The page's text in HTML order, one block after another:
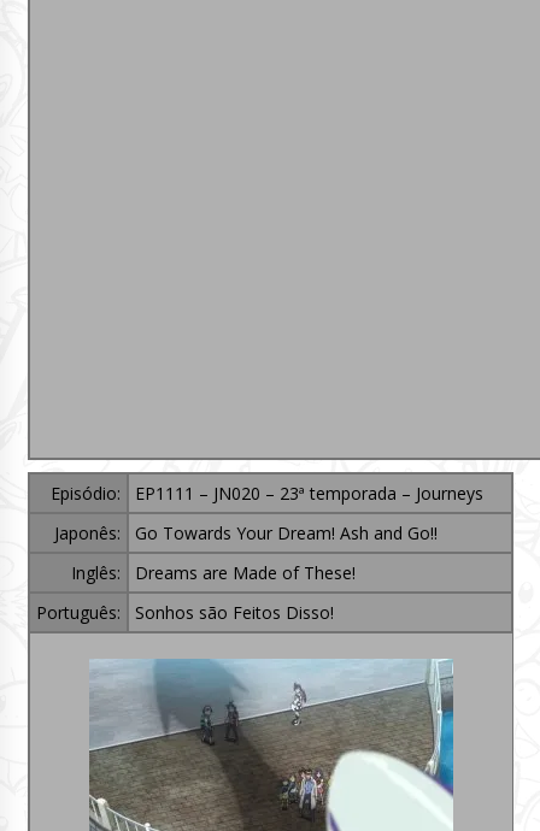
Episódio:
EP1111 – JN020 – 23ª temporada – Journeys
Japonês:
Go Towards Your Dream! Ash and Go!!
Inglês:
Dreams are Made of These!
Português:
Sonhos são Feitos Disso!